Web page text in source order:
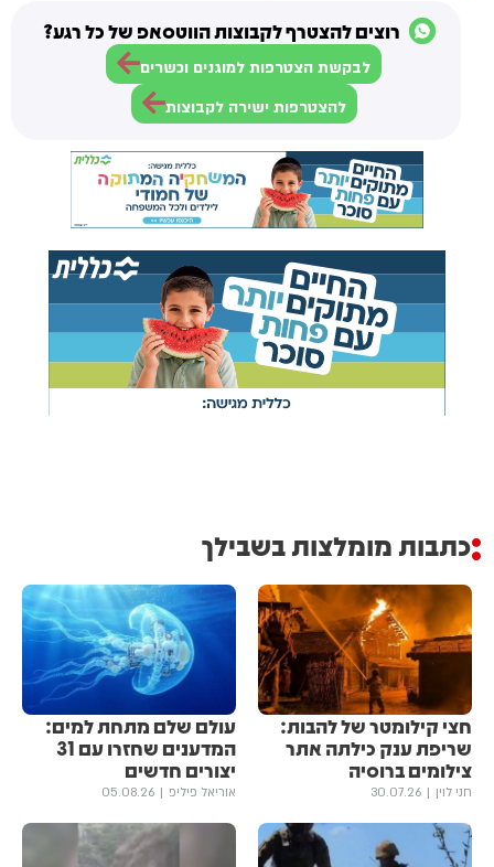
רוצים להצטרף לקבוצות הווטסאפ של כל רגע?
לבקשת הצטרפות למוגנים וכשרים
להצטרפות ישירה לקבוצות
כתבות מומלצות בשבילך
חצי קילומטר של להבות:
שריפת ענק כילתה אתר
צילומים ברוסיה
חני לוין 30.07.26
עולם שלם מתחת למים:
המדענים שחזרו עם 31
יצורים חדשים
אוריאל פיליפ 05.08.26